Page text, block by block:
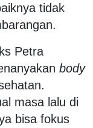
tidak
Petra
body
masa lalu di
bisa fokus